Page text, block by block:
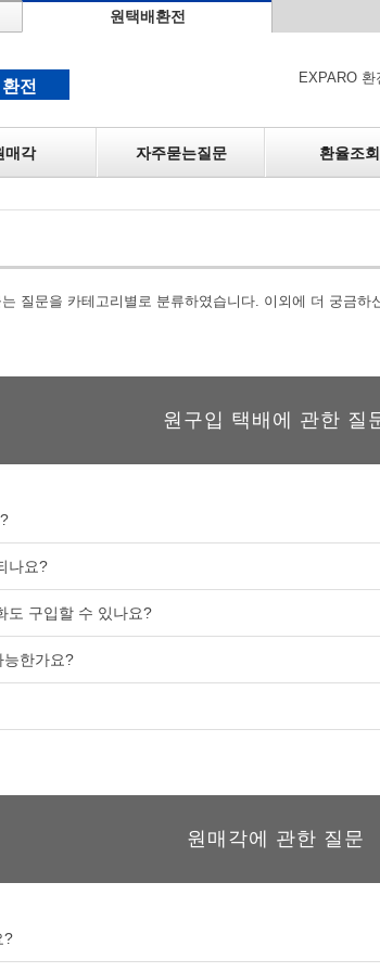
원택배환전
환전 EXPARO
매각 자주묻는질문 환율조회
원매각
질문을 카테고리별로 분류하였습니다. 이외에 더 궁금
원구입 택배에 관한 질
나요?
도 구입할 수 있나요?
능한가요?
원매각에 관한 질문
?